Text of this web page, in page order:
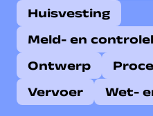
Huisvesting
Meld- en
Ontwerp
Vervoer
Wet-